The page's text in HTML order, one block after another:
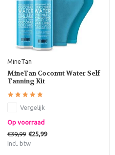
MineTan
MineTan Coconut Water Self
Tanning Kit
Vergelijk
Op voorraad
€39,99 €25,99
Incl. btw